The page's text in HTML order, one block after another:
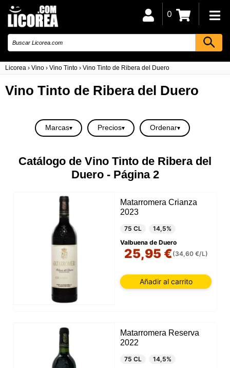
Licorea › Vino › Vino Tinto › Vino Tinto de Ribera del Duero
0
Vino Tinto de Ribera del Duero
Marcas Precios Ordenar
Catálogo de Vino Tinto de Ribera del
Duero - Página 2
Matarromera Crianza
2023
75 CL
14,5%
Valbuena de Duero
25,95 €(34,60 €/L)
Añadir al carrito
Matarromera Reserva
2022
75 CL
14,5%